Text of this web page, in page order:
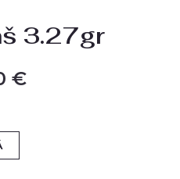
3.27gr
€